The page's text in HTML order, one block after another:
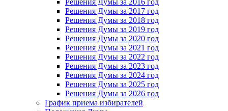
Решения Думы за 2016 год
Решения Думы за 2017 год
Решения Думы за 2018 год
Решения Думы за 2019 год
Решения Думы за 2020 год
Решения Думы за 2021 год
Решения Думы за 2022 год
Решения Думы за 2023 год
Решения Думы за 2024 год
Решения Думы за 2025 год
Решения Думы за 2026 год
График приема избирателей